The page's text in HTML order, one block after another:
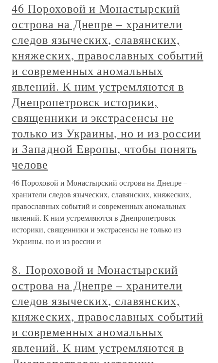
46 Пороховой и Монастырский
острова на Днепре – хранители
следов языческих, славянских,
княжеских, православных событий
и современных аномальных
явлений. К ним устремляются в
Днепропетровск историки,
священники и экстрасенсы не
только из Украины, но и из россии
и Западной Европы, чтобы понять
челове
46 Пороховой и Монастырский острова на Днепре –
хранители следов языческих, славянских, княжеских,
православных событий и современных аномальных
явлений. К ним устремляются в Днепропетровск
историки, священники и экстрасенсы не только из
Украины, но и из россии и
8. Пороховой и Монастырский
острова на Днепре – хранители
следов языческих, славянских,
княжеских, православных событий
и современных аномальных
явлений. К ним устремляются в